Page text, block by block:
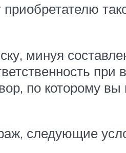
приобретателю
минуя
при
по которому вы
следующие